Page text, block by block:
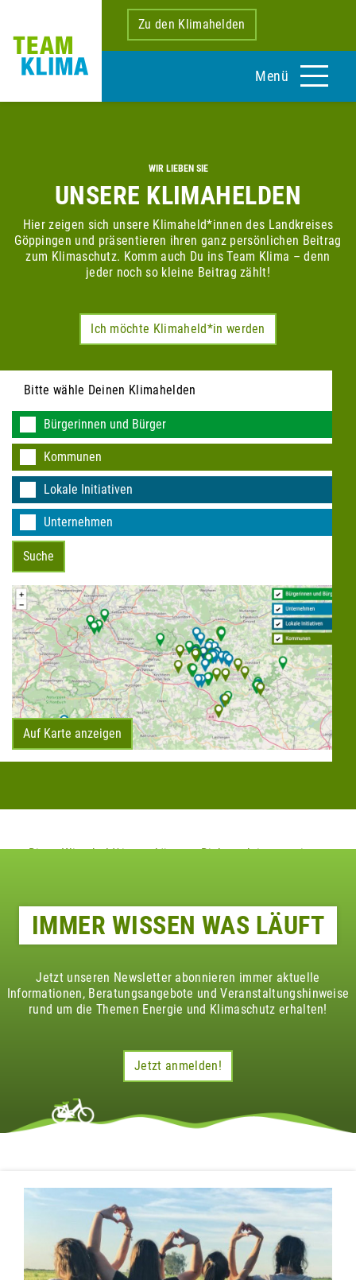
Zu den Klimahelden
Menü
WIR LIEBEN SIE
UNSERE KLIMAHELDEN
Hier zeigen sich unsere Klimaheld*innen des Landkreises
Göppingen und präsentieren ihren ganz persönlichen Beitrag
zum Klimaschutz. Komm auch Du ins Team Klima – denn
jeder noch so kleine Beitrag zählt!
Ich möchte Klimaheld*in werden
Bitte wähle Deinen Klimahelden
Bürgerinnen und Bürger
Kommunen
Lokale Initiativen
Unternehmen
Auf Karte anzeigen
KEINE DATEN VORHANDEN
Diese Klimaheld*innen könnten Dich auch interessieren
IMMER WISSEN WAS LÄUFT
Jetzt unseren Newsletter abonnieren immer aktuelle
Informationen, Beratungsangebote und Veranstaltungshinweise
rund um die Themen Energie und Klimaschutz erhalten!
Jetzt anmelden!